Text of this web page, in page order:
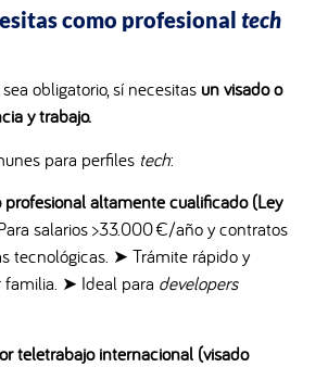
como profesional tech
obligatorio, sí necesitas un visado o
y trabajo.
para perfiles tech:
profesional altamente cualificado (Ley
salarios >33.000 €/año y contratos
tecnológicas. ➤ Trámite rápido y
familia. ➤ Ideal para developers
teletrabajo internacional (visado